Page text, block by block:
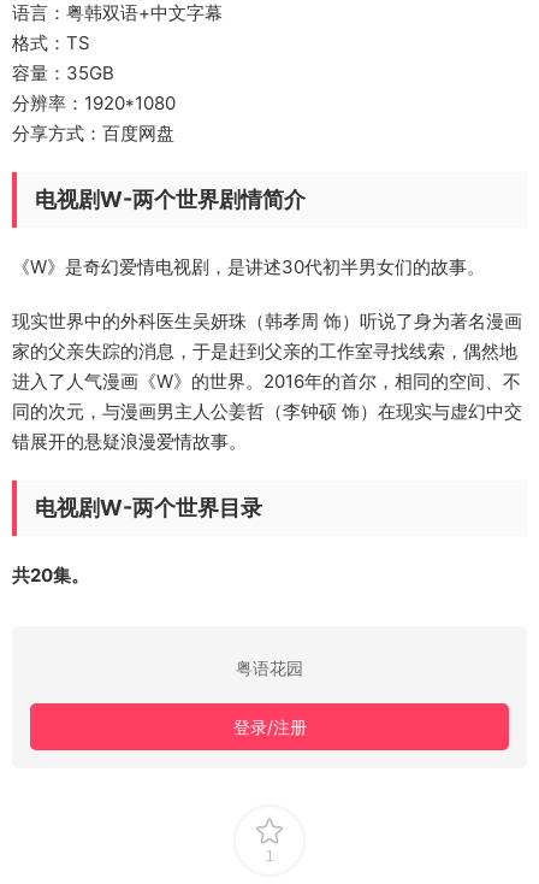
语言：粤韩双语+中文字幕
格式：TS
容量：35GB
分辨率：1920*1080
分享方式：百度网盘
电视剧W-两个世界剧情简介
《W》是奇幻爱情电视剧，是讲述30代初半男女们的故事。
现实世界中的外科医生吴妍珠（韩孝周 饰）听说了身为著名漫画
家的父亲失踪的消息，于是赶到父亲的工作室寻找线索，偶然地
进入了人气漫画《W》的世界。2016年的首尔，相同的空间、不
同的次元，与漫画男主人公姜哲（李钟硕 饰）在现实与虚幻中交
错展开的悬疑浪漫爱情故事。
电视剧W-两个世界目录
共20集。
粤语花园
登录/注册
1